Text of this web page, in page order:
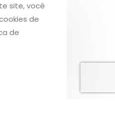
site, você
de
de